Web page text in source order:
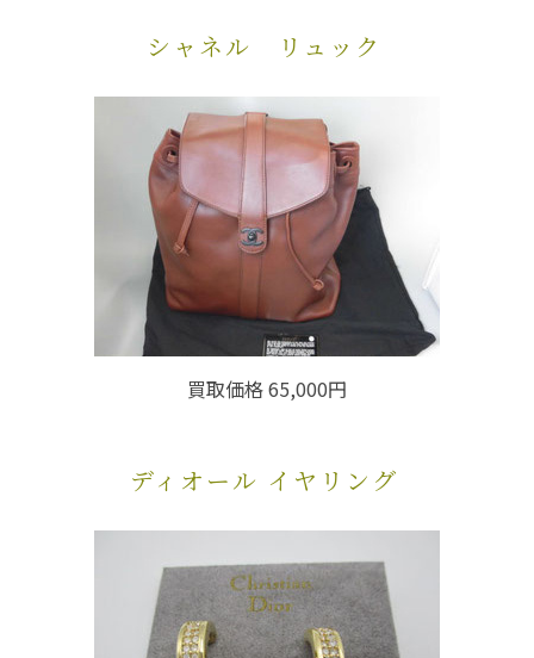
シャネル リュック
買取価格 65,000円
ディオール イヤリング